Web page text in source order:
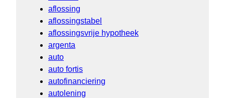
aflossing
aflossingstabel
aflossingsvrije hypotheek
argenta
auto
auto fortis
autofinanciering
autolening